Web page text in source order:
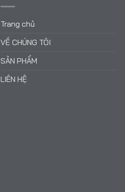
Trang chủ
VỀ CHÚNG TÔI
SẢN PHẨM
LIÊN HỆ